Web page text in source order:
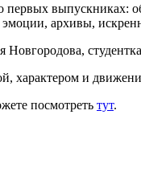
выпускниках:
архивы,
характером и
посмотреть тут.